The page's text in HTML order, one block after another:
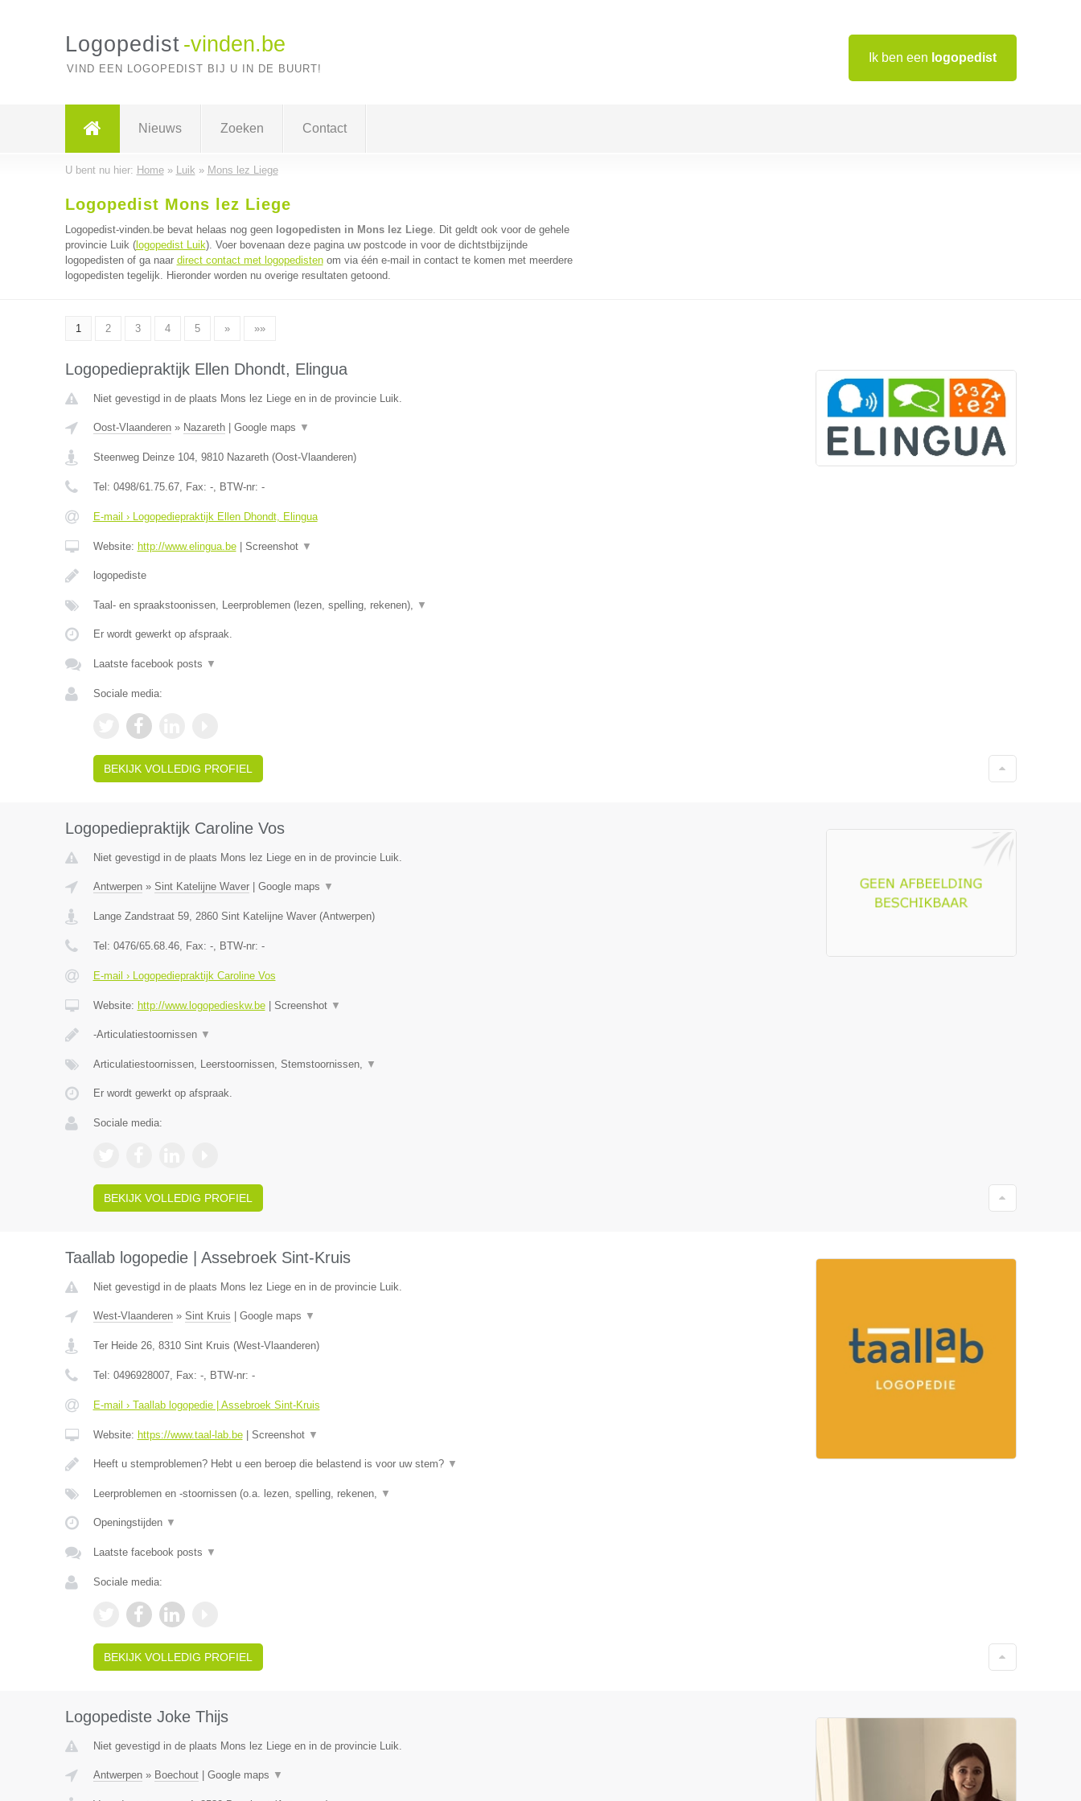
Ik ben een logopedist
Logopedist -vinden.be
VIND EEN LOGOPEDIST BIJ U IN DE BUURT!
Nieuws Zoeken Contact
U bent nu hier: Home» Luik » Mons lez Liege
Logopedist Mons lez Liege
Logopedist-vinden.be bevat helaas nog geen logopedisten in Mons lez Liege. Dit geldt ook voor de gehele
provincie Luik (logopedist Luik). Voer bovenaan deze pagina uw postcode in voor de dichtstbijzijnde
logopedisten of ga naar direct contact met logopedistenom via één e-mail in contact te komen met meerdere
logopedisten tegelijk. Hieronder worden nu overige resultaten getoond.
1 2 3 4 5 » »»
Logopediepraktijk Ellen Dhondt, Elingua
Niet gevestigd in de plaats Mons lez Liege en in de provincie Luik.
Oost-Vlaanderen» Nazareth| Google maps ▼
Steenweg Deinze 104, 9810 Nazareth(Oost-Vlaanderen)
Tel: 0498/61.75.67, Fax: -, BTW-nr: -
E-mail › Logopediepraktijk Ellen Dhondt, Elingua
Website: http://www.elingua.be| Screenshot ▼
logopediste
Taal- en spraakstoonissen, Leerproblemen (lezen, spelling, rekenen), ▼
Er wordt gewerkt op afspraak.
Laatste facebook posts ▼
Sociale media:
BEKIJK VOLLEDIG PROFIEL
Logopediepraktijk Caroline Vos
Niet gevestigd in de plaats Mons lez Liege en in de provincie Luik.
Antwerpen» Sint Katelijne Waver| Google maps ▼
Lange Zandstraat 59, 2860 Sint Katelijne Waver(Antwerpen)
Tel: 0476/65.68.46, Fax: -, BTW-nr: -
E-mail › Logopediepraktijk Caroline Vos
Website: http://www.logopedieskw.be| Screenshot ▼
-Articulatiestoornissen ▼
Articulatiestoornissen, Leerstoornissen, Stemstoornissen, ▼
Er wordt gewerkt op afspraak.
Sociale media:
BEKIJK VOLLEDIG PROFIEL
Taallab logopedie | Assebroek Sint-Kruis
Niet gevestigd in de plaats Mons lez Liege en in de provincie Luik.
West-Vlaanderen» Sint Kruis Google maps ▼
Ter Heide 26, 8310 Sint Kruis (West-Vlaanderen)
Tel: 0496928007, Fax: -, BTW-nr: -
E-mail › Taallab logopedie | Assebroek Sint-Kruis
Website: https://www.taal-lab.be| Screenshot ▼
Heeft u stemproblemen? Hebt u een beroep die belastend is voor uw stem? ▼
Leerproblemen en -stoornissen (o.a. lezen, spelling, rekenen, ▼
Openingstijden ▼
Laatste facebook posts ▼
Sociale media:
BEKIJK VOLLEDIG PROFIEL
Logopediste Joke Thijs
Niet gevestigd in de plaats Mons lez Liege en in de provincie Luik.
Antwerpen» Boechout| Google maps ▼